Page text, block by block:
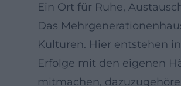
Ein Ort für Ruhe,
Das
Kulturen. Hier entstehen
Erfolge mit den eigenen
mitmachen,